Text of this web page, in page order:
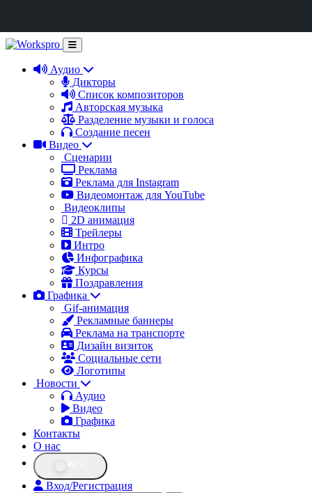
Аудио
Дикторы
Список композиторов
Авторская музыка
Разделение музыки и голоса
Создание песен
Видео
Сценарии
Реклама
Реклама для Instagram
Видеомонтаж для YouTube
Видеоклипы
2D анимация
Трейлеры
Интро
Инфографика
Курсы
Поздравления
Графика
Gif-анимация
Рекламные баннеры
Реклама на транспорте
Дизайн визиток
Социальные сети
Логотипы
Новости
Аудио
Видео
Графика
Контакты
О нас
Вход/Регистрация